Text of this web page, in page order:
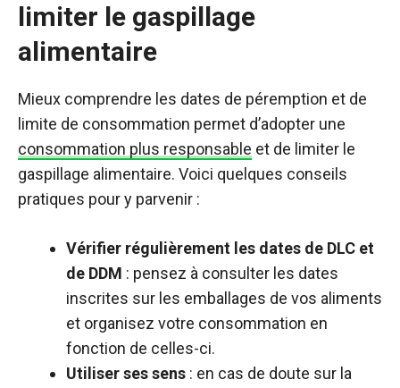
limiter le gaspillage
alimentaire
Mieux comprendre les dates de péremption et de
limite de consommation permet d’adopter une
consommation plus responsable et de limiter le
gaspillage alimentaire. Voici quelques conseils
pratiques pour y parvenir :
Vérifier régulièrement les dates de DLC et
de DDM : pensez à consulter les dates
inscrites sur les emballages de vos aliments
et organisez votre consommation en
fonction de celles-ci.
Utiliser ses sens : en cas de doute sur la